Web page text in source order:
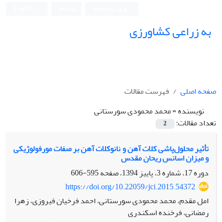
به زراعی کشاورزی
صفحه اصلی
فهرست مقالات
نویسنده =محمد محمودی سورستانی
تعداد مقالات:
2
تأثیر محلول‌پاشی کلات آهن و نانوکلات آهن بر صفات مورفولوژیکی
و میزان اسانس ریحان مقدس
دوره 17، شماره 3، پاییز 1394، صفحه
595-606
https://doi.org/10.22059/jci.2015.54372
امل مقدم، محمد محمودی سورستانی، احمد فرخیان فیروزی، زهرا
رمضانی، فرخنده اسکندری